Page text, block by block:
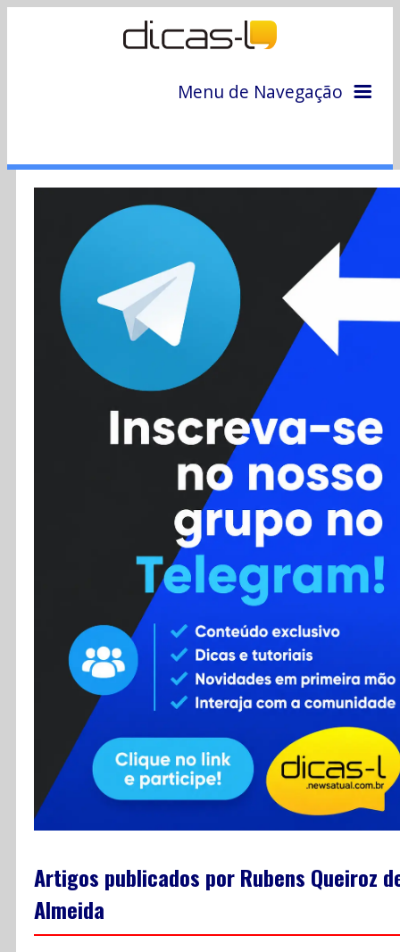
Menu de Navegação
Colunas
Colaboradores
Cursos
Enviar Dica
Contato
RSS
Artigos publicados por Rubens Queiroz
Almeida